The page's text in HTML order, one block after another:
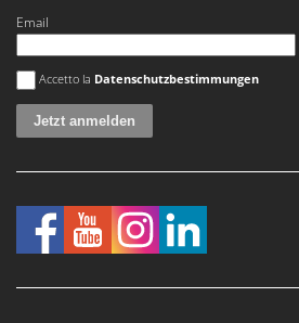
MTD
N
New O.M.R.A.
Nilfisk
Novital
NuovaFac
Email
Es ist ein Fehler aufgetreten
Accetto la Datenschutzbestimmungen